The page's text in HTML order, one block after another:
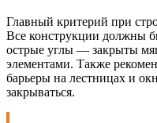
Главный критерий при
Все конструкции должны
острые углы — закрыты
элементами. Также
барьеры на лестницах и
закрываться.